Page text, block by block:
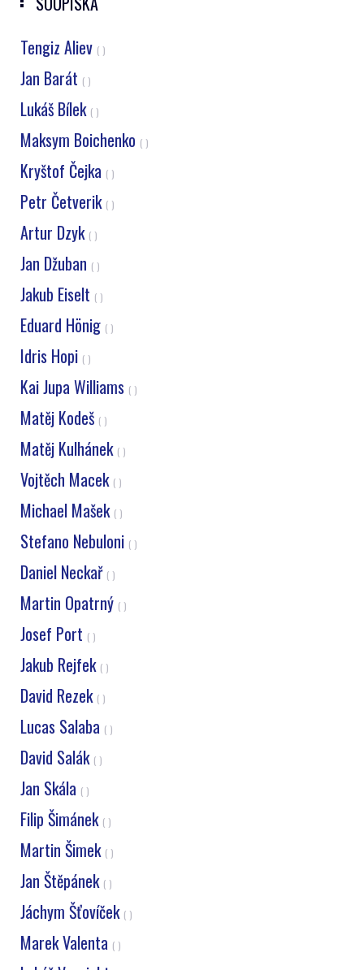
Tengiz Aliev ( )
Jan Barát ( )
Lukáš Bílek ( )
Maksym Boichenko ( )
Kryštof Čejka ( )
Petr Četverik ( )
Artur Dzyk ( )
Jan Džuban ( )
Jakub Eiselt ( )
Eduard Hönig ( )
Idris Hopi ( )
Kai Jupa Williams ( )
Matěj Kodeš ( )
Matěj Kulhánek ( )
Vojtěch Macek ( )
Michael Mašek ( )
Stefano Nebuloni ( )
Daniel Neckař ( )
Martin Opatrný ( )
Josef Port ( )
Jakub Rejfek ( )
David Rezek ( )
Lucas Salaba ( )
David Salák ( )
Jan Skála ( )
Filip Šimánek ( )
Martin Šimek ( )
Jan Štěpánek ( )
Jáchym Šťovíček ( )
Marek Valenta ( )